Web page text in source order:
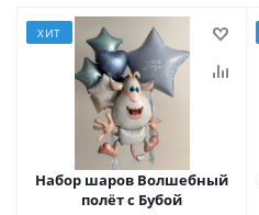
ХИТ
Набор шаров Волшебный
полёт с Бубой